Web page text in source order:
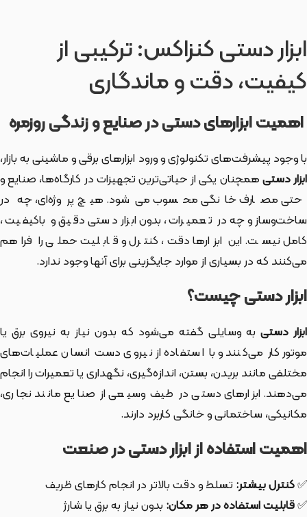
ابزار دستی کنزاکس: ترکیبی از
کیفیت، دقت و ماندگاری
اهمیت ابزارهای دستی در صنایع و زندگی روزمره
با وجود پیشرفت‌های تکنولوژی و ورود ابزارهای برقی و ماشینی به بازار،
ابزار دستیهمچنان یکی از حیاتی‌ترین تجهیزات در کارگاه‌ها، صنایع و
حتی مصارف خانگی محسوب می‌شود. هیچ پروژه‌ای، چه در
ساخت‌وساز و چه در تعمیرات، بدون ابزار دستی دقیق و باکیفیت،
کامل نیست. این ابزارها دقت، کنترل و قابلیت حملی را فراهم
می‌کنند که در بسیاری از موارد جایگزینی برای آنها وجود ندارد.
ابزار دستی چیست؟
ابزار دستیبه وسایلی گفته می‌شود که بدون نیاز به نیروی برق یا
موتور کار می‌کنند و با استفاده از نیروی دست انسان عملیات‌های
مختلفی مانند بریدن، بستن، اندازه‌گیری، نگهداری یا تعمیرات را انجام
می‌دهند. ابزارهای دستی در طیف وسیعی از صنایع مانند نجاری،
مکانیکی، ساختمانی و خانگی کاربرد دارند.
اهمیت استفاده از ابزار دستی در صنعت
✅کنترل بیشتر: تسلط و دقت بالاتر در انجام کارهای ظریف
✅قابلیت استفاده در هر مکان: بدون نیاز به برق یا شارژ